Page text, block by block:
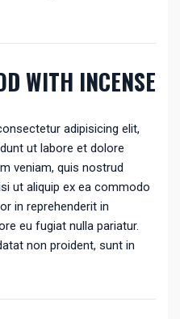
WITH INCENSE
adipisicing elit,
ut labore et dolore
veniam, quis nostrud
ut aliquip ex ea commodo
in reprehenderit in
eu fugiat nulla pariatur.
non proident, sunt in